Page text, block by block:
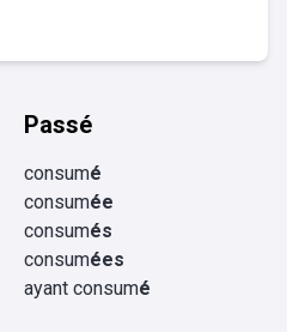
Passé
consumé
consumée
consumés
consumées
ayant consumé